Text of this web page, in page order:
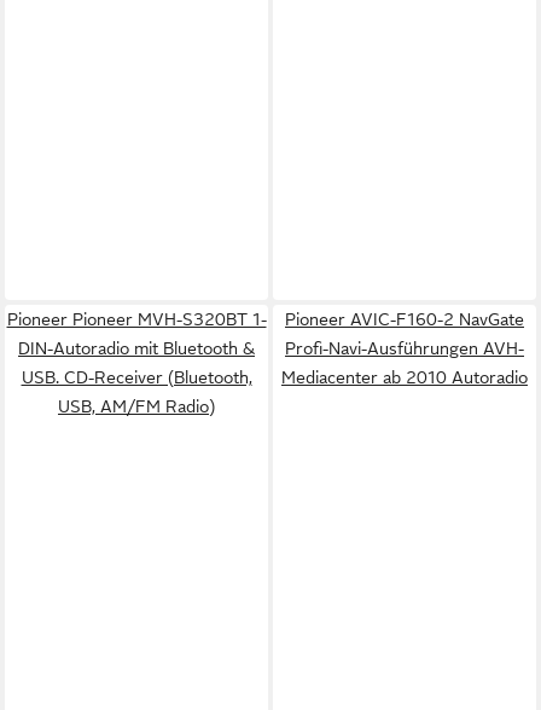
Pioneer Pioneer MVH-S320BT 1-
DIN-Autoradio mit Bluetooth &
USB. CD-Receiver (Bluetooth,
USB, AM/FM Radio)
Pioneer AVIC-F160-2 NavGate
Profi-Navi-Ausführungen AVH-
Mediacenter ab 2010 Autoradio